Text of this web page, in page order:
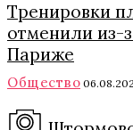
Тренировки
отменили из-
Париже
Общество